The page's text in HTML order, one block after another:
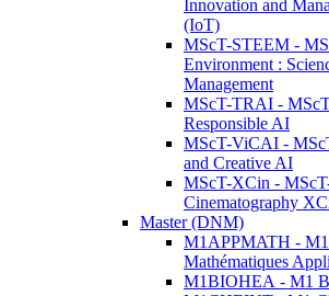
Innovation and
(IoT)
MScT-STEEM -
Environment :
Management
MScT-TRAI -
Responsible AI
MScT-ViCAI -
and Creative AI
MScT-XCin -
Cinematography
Master (DNM)
M1APPMATH -
Mathématiques
M1BIOHEA - M1